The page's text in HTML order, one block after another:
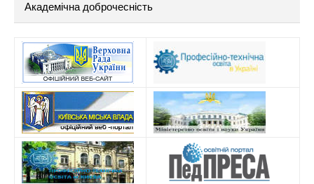
Академічна доброчесність